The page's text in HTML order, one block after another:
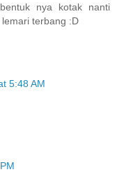
nya kotak nanti
terbang :D
5:48 AM